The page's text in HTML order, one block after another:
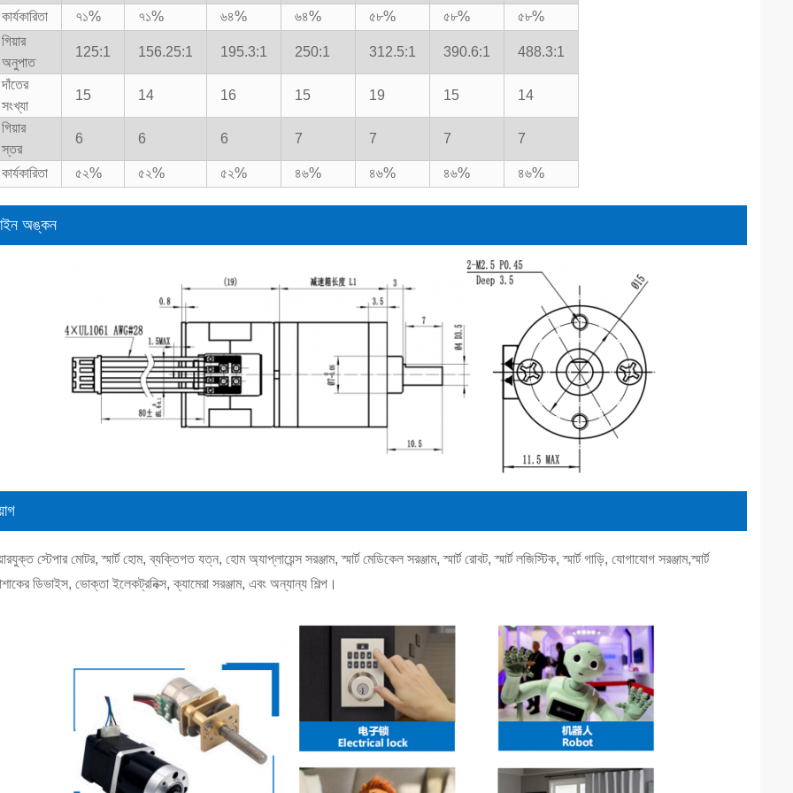
কার্যকারিতা ৭১% ৭১% ৬৪% ৬৪% ৫৮% ৫৮%
৫৮%
গিয়ার
অনুপাত
125:1 156.25:1 195.3:1 250:1 312.5:1 390.6:1 488.3:1
দাঁতের
সংখ্যা
15 14 16 15 19 15 14
গিয়ার
স্তর
6 6 6 7 7 7 7
কার্যকারিতা ৫২% ৫২% ৫২% ৪৬% ৪৬% ৪৬% ৪৬%
অঙ্কন
স্টেপার মোটর, স্মার্ট হোম, ব্যক্তিগত যত্ন, হোম অ্যাপ্লায়েন্স সরঞ্জাম, স্মার্ট মেডিকেল সরঞ্জাম, স্মার্ট রোবট, স্মার্ট লজিস্টিক, স্মার্ট গাড়ি, যোগাযোগ সরঞ্জাম,স্মার্ট
ডিভাইস, ভোক্তা ইলেকট্রনিক্স, ক্যামেরা সরঞ্জাম, এবং অন্যান্য শিল্প।